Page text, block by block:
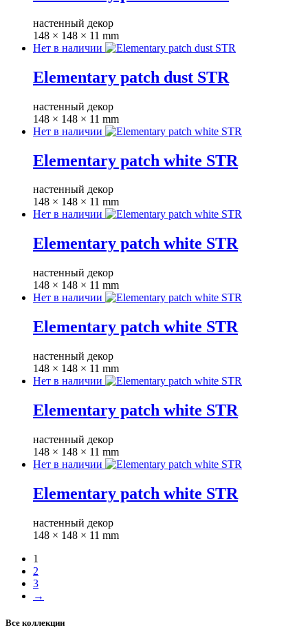
настенный декор
148 × 148 × 11 mm
Нет в наличии
Elementary patch dust STR
настенный декор
148 × 148 × 11 mm
Нет в наличии
Elementary patch white STR
настенный декор
148 × 148 × 11 mm
Нет в наличии
Elementary patch white STR
настенный декор
148 × 148 × 11 mm
Нет в наличии
Elementary patch white STR
настенный декор
148 × 148 × 11 mm
Нет в наличии
Elementary patch white STR
настенный декор
148 × 148 × 11 mm
Нет в наличии
Elementary patch white STR
настенный декор
148 × 148 × 11 mm
1
2
3
→
Все коллекции